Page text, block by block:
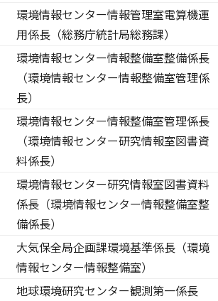
環境情報センター情報管理室電算機運
用係長（総務庁統計局総務課）
環境情報センター情報整備室整備係長
（環境情報センター情報整備室管理係
長）
環境情報センター情報整備室管理係長
（環境情報センター研究情報室図書資
料係長）
環境情報センター研究情報室図書資料
係長（環境情報センター情報整備室整
備係長）
大気保全局企画課環境基準係長（環境
情報センター情報整備室）
地球環境研究センター観測第一係長